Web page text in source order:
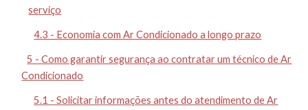
serviço
4.3 - Economia com Ar Condicionado a longo prazo
5 - Como garantir segurança ao contratar um técnico de Ar
Condicionado
5.1 - Solicitar informações antes do atendimento de Ar